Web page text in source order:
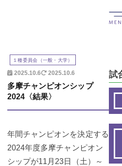
１種委員会（一般・大学）
2025.10.6 2025.10.6
多摩チャンピオンシップ
2024〈結果〉
年間チャンピオンを決定する
2024年度多摩チャンピオン
シップが11月23日（土）～
試